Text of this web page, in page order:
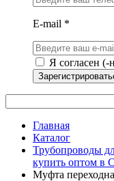
E-mail *
Я согласен (-
Главная
Каталог
Трубопроводы
купить оптом в
Муфта